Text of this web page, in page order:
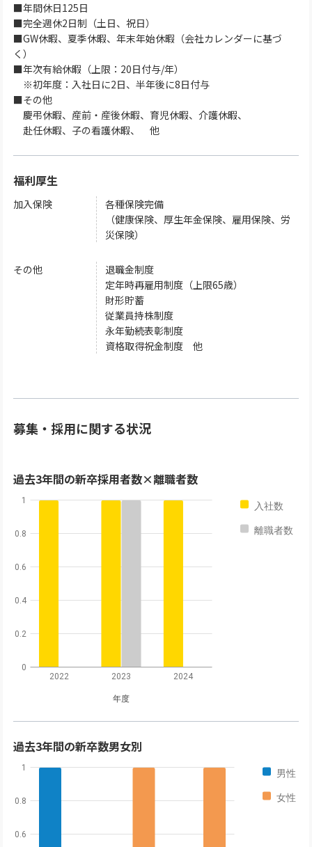
■年間休日125日
■完全週休2日制（土日、祝日）
■GW休暇、夏季休暇、年末年始休暇（会社カレンダーに基づ
く）
■年次有給休暇（上限：20日付与/年）
※初年度：入社日に2日、半年後に8日付与
■その他
慶弔休暇、産前・産後休暇、育児休暇、介護休暇、
赴任休暇、子の看護休暇、 他
福利厚生
加入保険
各種保険完備
（健康保険、厚生年金保険、雇用保険、労
災保険）
その他
退職金制度
定年時再雇用制度（上限65歳）
財形貯蓄
従業員持株制度
永年勤続表彰制度
資格取得祝金制度 他
募集・採用に関する状況
過去3年間の新卒採用者数×離職者数
入社数
離職者数
2022 2023 2024
年度
0
0.2
0.4
0.6
0.8
1
過去3年間の新卒数男女別
男性
女性
0.6
0.8
1